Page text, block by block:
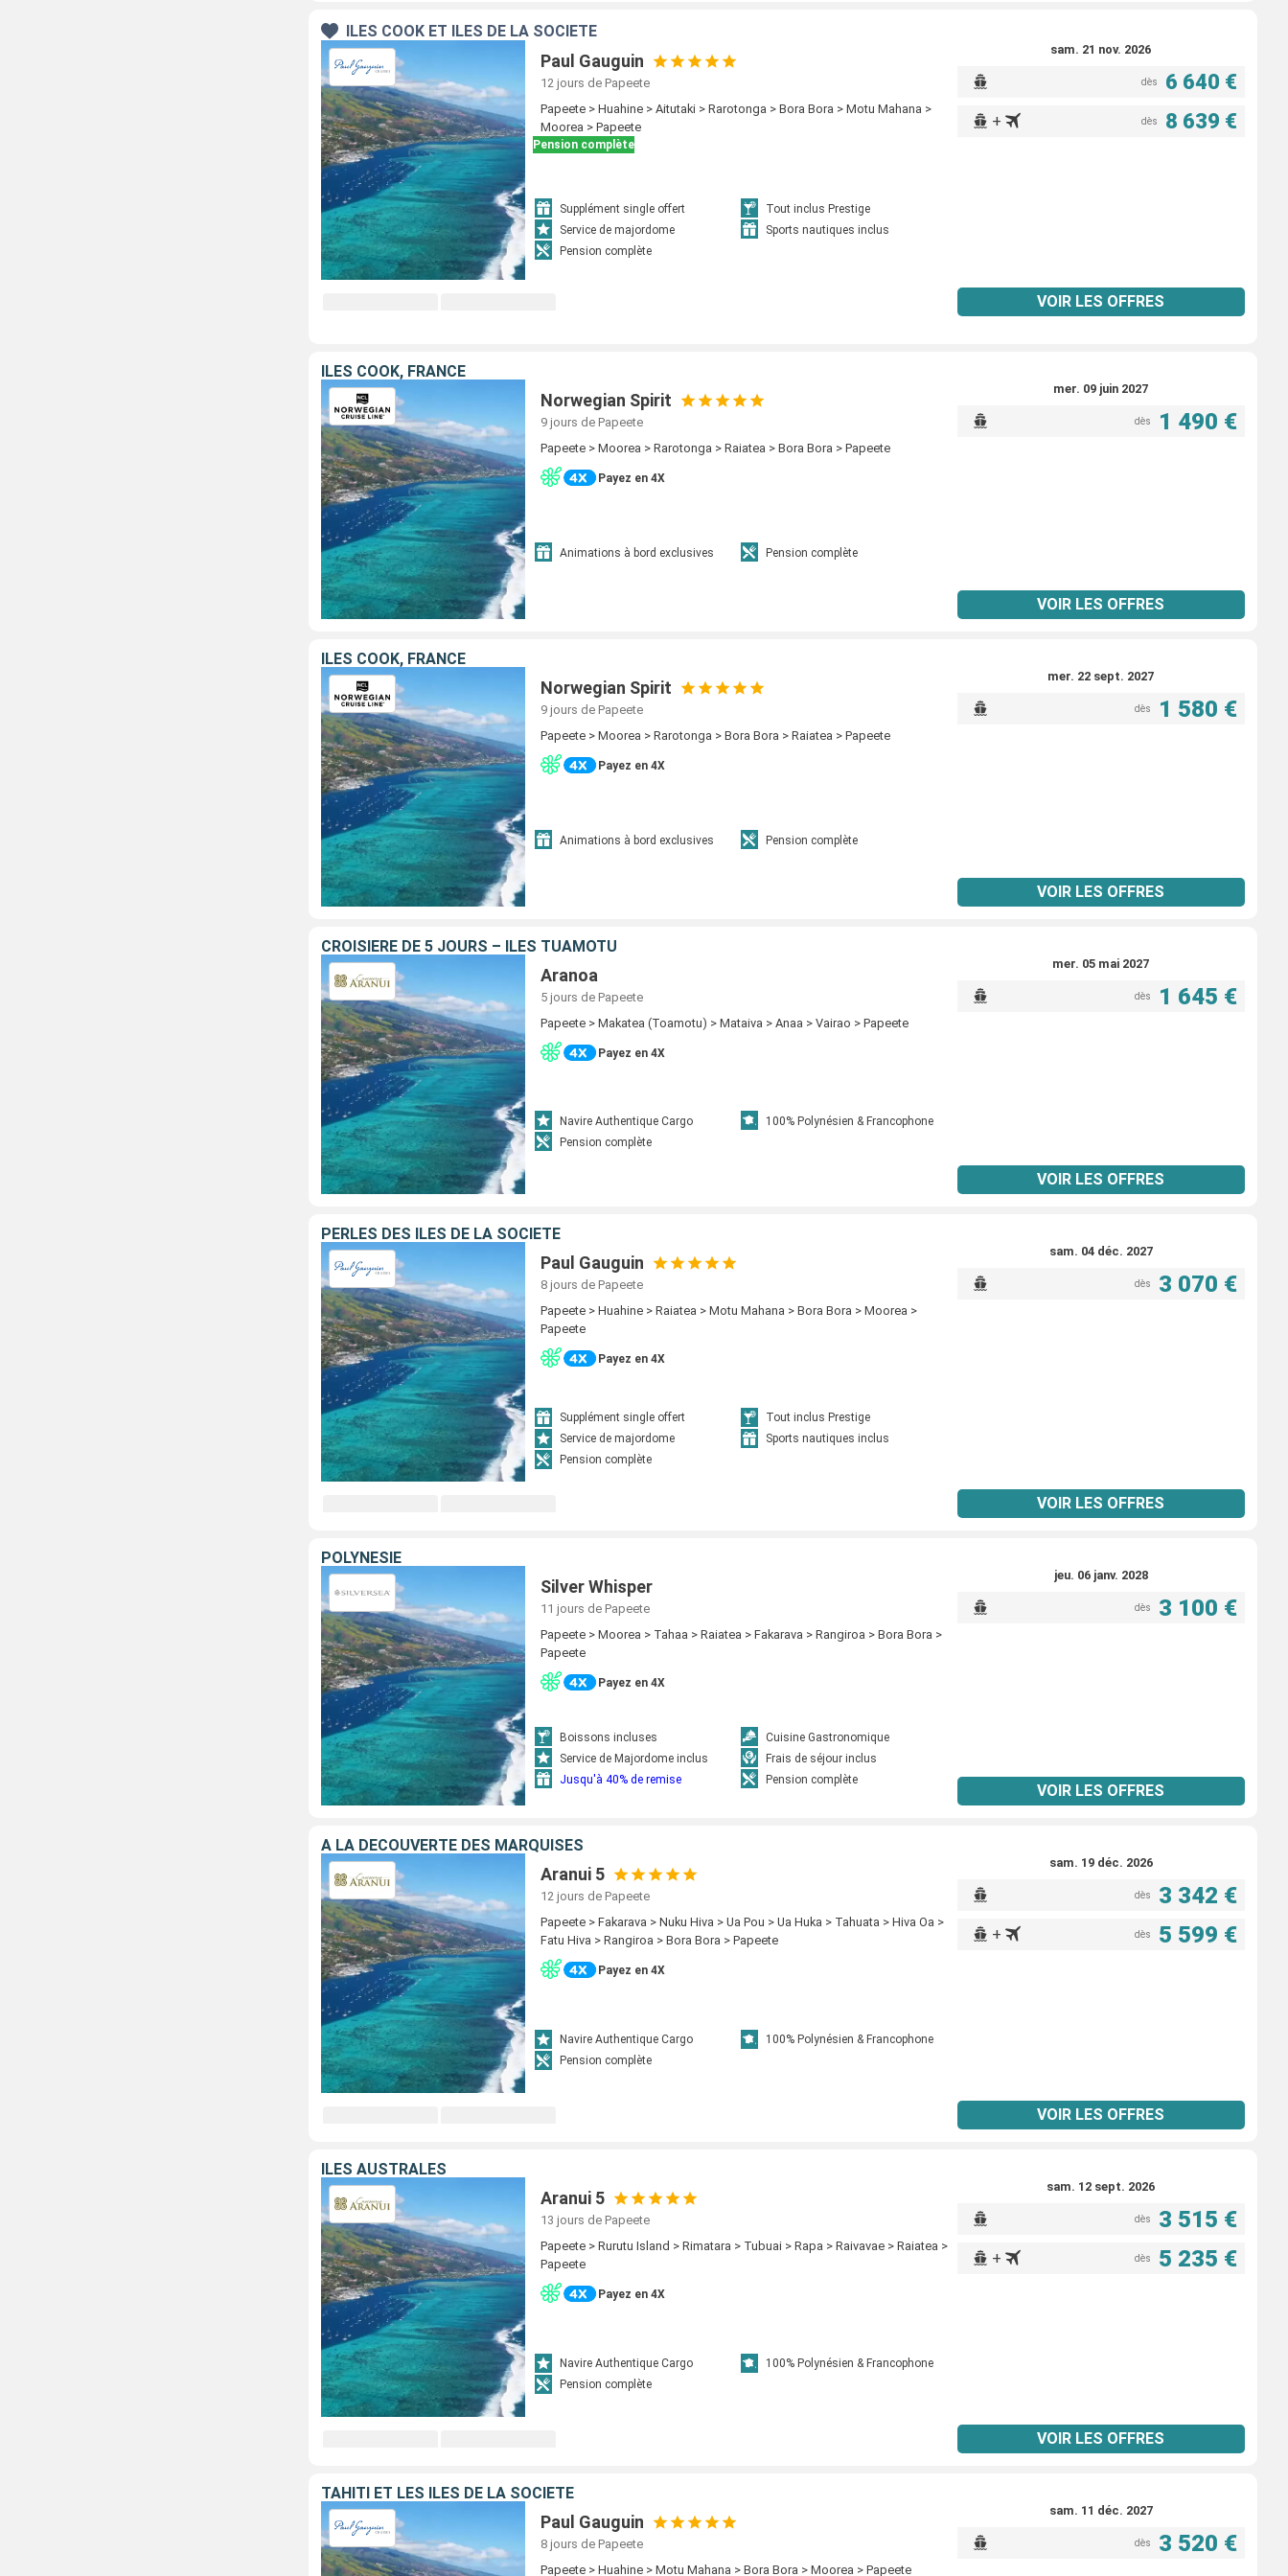
ÎLES COOK ET ÎLES DE LA SOCIÉTÉ
Paul Gauguin
12 jours de Papeete
Papeete > Huahine > Aitutaki > Rarotonga > Bora Bora > Motu Mahana >
Moorea > Papeete
Pension complète
Supplément single offert
Tout inclus Prestige
Service de majordome
Sports nautiques inclus
Pension complète
sam. 21 nov. 2026
dès 6 640 €
+ dès 8 639 €
VOIR LES OFFRES
ÎLES COOK, FRANCE
Norwegian Spirit
9 jours de Papeete
Papeete > Moorea > Rarotonga > Raiatea > Bora Bora > Papeete
Payez en 4X
Animations à bord exclusives Pension complète
mer. 09 juin 2027
dès 1 490 €
VOIR LES OFFRES
ÎLES COOK, FRANCE
Norwegian Spirit
9 jours de Papeete
Papeete > Moorea > Rarotonga > Bora Bora > Raiatea > Papeete
Payez en 4X
Animations à bord exclusives Pension complète
mer. 22 sept. 2027
dès 1 580 €
VOIR LES OFFRES
CROISIERE DE 5 JOURS – ILES TUAMOTU
Aranoa
5 jours de Papeete
Papeete > Makatea (Toamotu) > Mataiva > Anaa > Vairao > Papeete
Payez en 4X
Navire Authentique Cargo
100% Polynésien & Francophone
Pension complète
mer. 05 mai 2027
dès 1 645 €
VOIR LES OFFRES
PERLES DES ÎLES DE LA SOCIÉTÉ
Paul Gauguin
8 jours de Papeete
Papeete > Huahine > Raiatea > Motu Mahana > Bora Bora > Moorea >
Papeete
Payez en 4X
Supplément single offert
Tout inclus Prestige
Service de majordome
Sports nautiques inclus
Pension complète
sam. 04 déc. 2027
dès 3 070 €
VOIR LES OFFRES
POLYNÉSIE
Silver Whisper
11 jours de Papeete
Papeete > Moorea > Tahaa > Raiatea > Fakarava > Rangiroa > Bora Bora >
Papeete
Payez en 4X
Boissons incluses
Cuisine Gastronomique
Service de Majordome inclus
Frais de séjour inclus
Jusqu'à 40% de remise
Pension complète
jeu. 06 janv. 2028
dès 3 100 €
VOIR LES OFFRES
A LA DÉCOUVERTE DES MARQUISES
Aranui 5
12 jours de Papeete
Papeete > Fakarava > Nuku Hiva > Ua Pou > Ua Huka > Tahuata > Hiva Oa >
Fatu Hiva > Rangiroa > Bora Bora > Papeete
Payez en 4X
Navire Authentique Cargo
100% Polynésien & Francophone
Pension complète
sam. 19 déc. 2026
dès 3 342 €
+ dès 5 599 €
VOIR LES OFFRES
ILES AUSTRALES
Aranui 5
13 jours de Papeete
Papeete > Rurutu Island > Rimatara > Tubuai > Rapa > Raivavae > Raiatea >
Papeete
Payez en 4X
Navire Authentique Cargo
100% Polynésien & Francophone
Pension complète
sam. 12 sept. 2026
dès 3 515 €
+ dès 5 235 €
VOIR LES OFFRES
TAHITI ET LES ÎLES DE LA SOCIÉTÉ
Paul Gauguin
8 jours de Papeete
Papeete > Huahine > Motu Mahana > Bora Bora > Moorea > Papeete
sam. 11 déc. 2027
dès 3 520 €